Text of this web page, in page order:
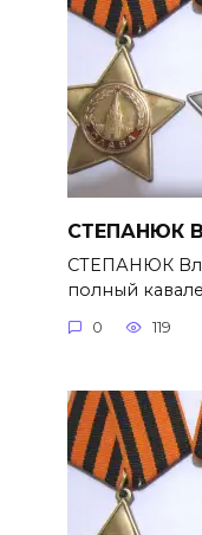
СТЕПАНЮК
СТЕПАНЮК
полный
0 119